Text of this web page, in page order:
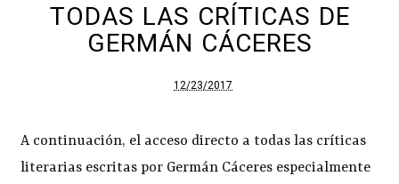
TODAS LAS CRÍTICAS DE
GERMÁN CÁCERES
12/23/2017
A continuación, el acceso directo a todas las críticas
literarias escritas por Germán Cáceres especialmente